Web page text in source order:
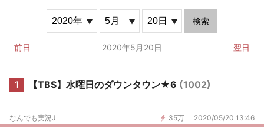
検索
前日 2020年5月20日 翌日
1 【TBS】水曜日のダウンタウン★6 (1002)
35万 2020/05/20 13:46
なんでも実況J